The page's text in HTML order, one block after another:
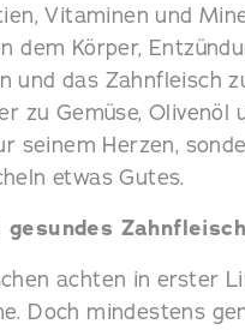
Vitaminen und
dem Körper,
und das Zahnfleisch
zu Gemüse, Olivenöl
seinem Herzen,
etwas Gutes.
achten in erster
Doch mindestens